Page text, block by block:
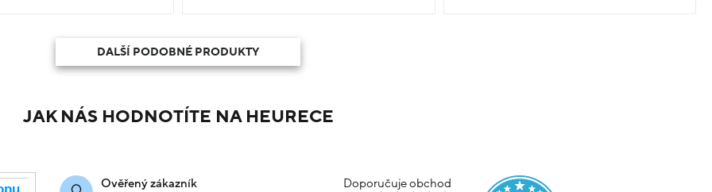
DALŠÍ PODOBNÉ PRODUKTY
JAK NÁS HODNOTÍTE NA HEURECE
Ověřený zákazník
Doporučuje obchod